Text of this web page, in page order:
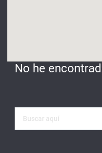
No he